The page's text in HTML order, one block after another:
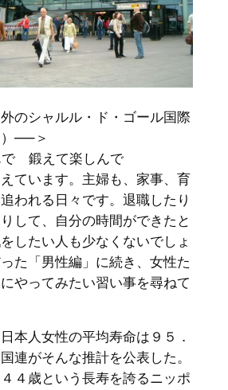
外のシャルル・ド・ゴール国際
—–＞
鍛えて楽しんで
ています。主婦も、家事、育
われる日々です。退職したり
して、自分の時間ができたと
したい人も少なくないでしょ
た「男性編」に続き、女性た
やってみたい習い事を尋ねて
本人女性の平均寿命は９５．
がそんな推計を公表した。
４歳という長寿を誇るニッポ